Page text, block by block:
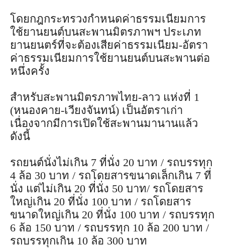
โดยกฎกระทรวงกำหนดค่าธรรมเนียมการ
ใช้ยานยนต์บนสะพานมิตรภาพฯ ประเภท
ยานยนตร์ที่จะต้องเสียค่าธรรมเนียม-อัตรา
ค่าธรรมเนียมการใช้ยานยนต์บนสะพานต่อ
หนึ่งครั้ง
สำหรับสะพานมิตรภาพไทย-ลาว แห่งที่ 1
(หนองคาย-เวียงจันทน์) เป็นอัตราเก่า
เนื่องจากมีการเปิดใช้สะพานมานานแล้ว
ดังนี้
รถยนต์นั่งไม่เกิน 7 ที่นั่ง 20 บาท / รถบรรทุก
4 ล้อ 30 บาท / รถโดยสารขนาดเล็กเกิน 7 ที่
นั่ง แต่ไม่เกิน 20 ที่นั่ง 50 บาท/ รถโดยสาร
ใหญ่เกิน 20 ที่นั่ง 100 บาท / รถโดยสาร
ขนาดใหญ่เกิน 20 ที่นั่ง 100 บาท / รถบรรทุก
6 ล้อ 150 บาท / รถบรรทุก 10 ล้อ 200 บาท /
รถบรรทุกเกิน 10 ล้อ 300 บาท